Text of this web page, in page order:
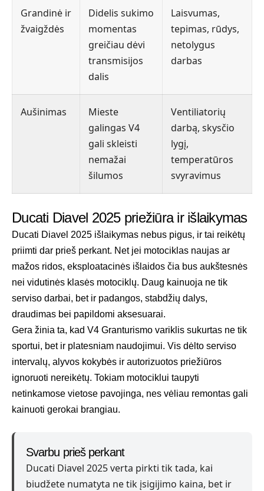
Grandinė ir
žvaigždės
Didelis sukimo
momentas
greičiau dėvi
transmisijos
dalis
Laisvumas,
tepimas, rūdys,
netolygus
darbas
Aušinimas
Mieste
galingas V4
gali skleisti
nemažai
šilumos
Ventiliatorių
darbą, skysčio
lygį,
temperatūros
svyravimus
Ducati Diavel 2025 priežiūra ir išlaikymas
Ducati Diavel 2025 išlaikymas nebus pigus, ir tai reikėtų
priimti dar prieš perkant. Net jei motociklas naujas ar
mažos ridos, eksploatacinės išlaidos čia bus aukštesnės
nei vidutinės klasės motociklų. Daug kainuoja ne tik
serviso darbai, bet ir padangos, stabdžių dalys,
draudimas bei papildomi aksesuarai.
Gera žinia ta, kad V4 Granturismo variklis sukurtas ne tik
sportui, bet ir platesniam naudojimui. Vis dėlto serviso
intervalų, alyvos kokybės ir autorizuotos priežiūros
ignoruoti nereikėtų. Tokiam motociklui taupyti
netinkamose vietose pavojinga, nes vėliau remontas gali
kainuoti gerokai brangiau.
Svarbu prieš perkant
Ducati Diavel 2025 verta pirkti tik tada, kai
biudžete numatyta ne tik įsigijimo kaina, bet ir